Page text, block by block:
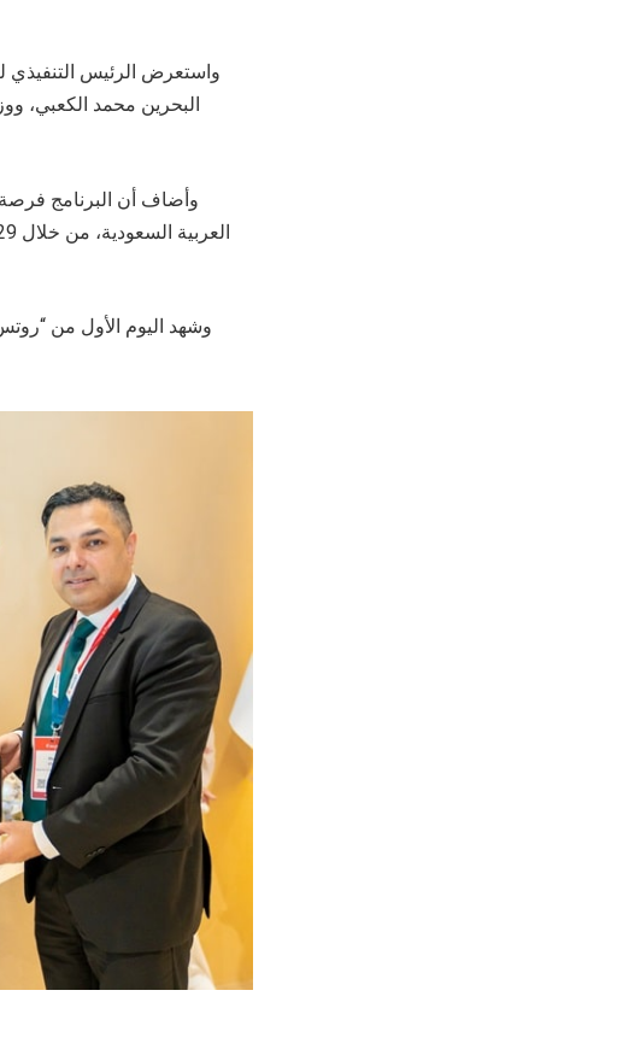
واستعرض الرئيس التنفيذي
البحرين محمد الكعبي،
وأضاف أن البرنامج فرصة